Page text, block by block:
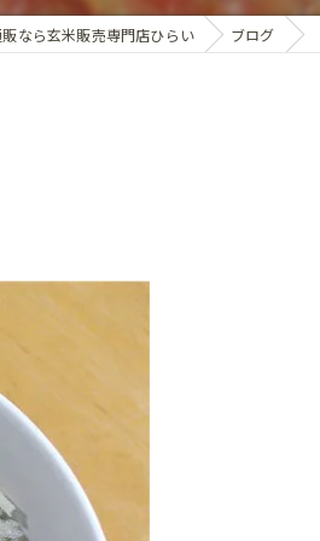
なら玄米販売専門店ひらい ブログ